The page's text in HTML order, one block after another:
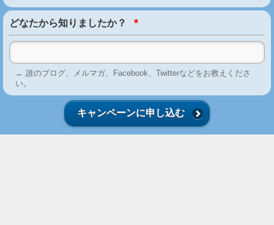
どなたから知りましたか？ *
← 誰のブログ、メルマガ、Facebook、Twitterなどをお教えくださ
い。
キャンペーンに申し込む